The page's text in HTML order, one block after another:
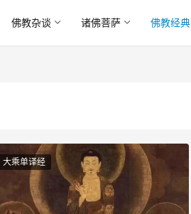
佛教杂谈 诸佛菩萨 佛教经典
大乘单译经